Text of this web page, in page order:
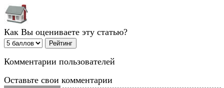
Как Вы оцениваете эту статью?
Комментарии пользователей
Оставьте свои комментарии